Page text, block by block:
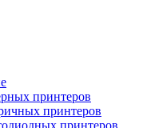
принтеров
принтеров
принтеров